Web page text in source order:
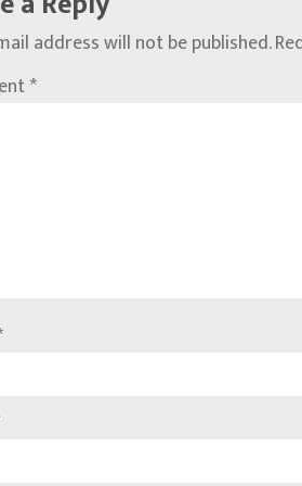
address will not be published.
*